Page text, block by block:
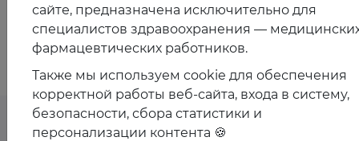
сайте, предназначена исключительно для
специалистов здравоохранения —
фармацевтических работников.
Также мы используем cookie для обеспечения
корректной работы веб-сайта, входа в систему,
безопасности, сбора статистики и
персонализации контента 🍪